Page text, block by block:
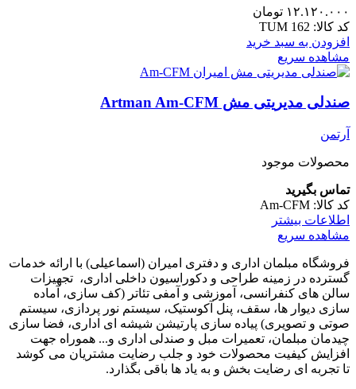
۱۲.۱۲۰.۰۰۰ تومان
کد کالا: TUM 162
افزودن به سبد خرید
مشاهده سریع
صندلی مدیریتی مش Artman Am-CFM
آرتمن
محصولات موجود
تماس بگیرید
کد کالا: Am-CFM
اطلاعات بیشتر
مشاهده سریع
فروشگاه مبلمان اداری و دفتری امیران (اسماعیلی) با ارائه خدمات
گسترده در زمینه طراحی و دکوراسیون داخلی اداری‌، تجهیزات
سالن های کنفرانسی، آموزشی و آمفی تئاتر (کف سازی، آماده
سازی دیوار ها، سقف، پنل آکوستیک، سیستم نور پردازی، سیستم
صوتی و تصویری) پیاده سازی پارتیشن شیشه ای اداری، فضا سازی
چیدمان مبلمان، تعمیرات مبل و صندلی اداری و... هموراه جهت
افزایش کیفیت محصولات خود و جلب رضایت مشتریان می کوشد
تا تجربه ای رضایت بخش و به یاد ها باقی بگذارد.